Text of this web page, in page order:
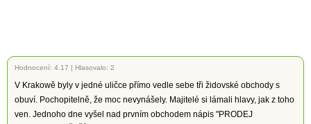
Hodnocení: 4.17 | Hlasovalo: 2
V Krakowě byly v jedné uličce přímo vedle sebe tři židovské obchody s
obuví. Pochopitelně, že moc nevynášely. Majitelé si lámali hlavy, jak z toho
ven. Jednoho dne vyšel nad prvním obchodem nápis "PRODEJ